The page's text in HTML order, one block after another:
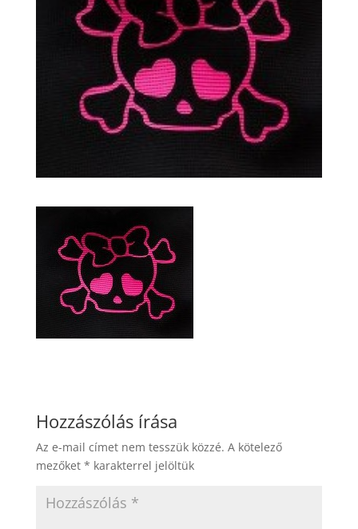
Hozzászólás írása
Az e-mail címet nem tesszük közzé. A kötelező
mezőket * karakterrel jelöltük